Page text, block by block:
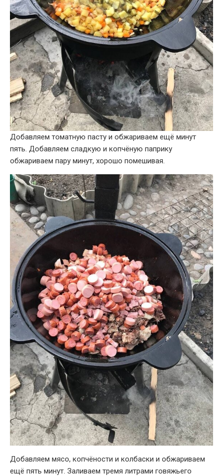
Добавляем томатную пасту и обжариваем ещё минут
пять. Добавляем сладкую и копчёную паприку
обжариваем пару минут, хорошо помешивая.
Добавляем мясо, копчёности и колбаски и обжариваем
ещё пять минут. Заливаем тремя литрами говяжьего